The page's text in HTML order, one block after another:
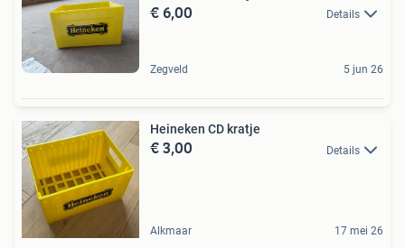
€ 6,00 Details
Zegveld 5 jun 26
Heineken CD kratje
€ 3,00 Details
Alkmaar 17 mei 26